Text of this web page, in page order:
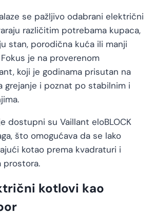
se pažljivo odabrani električni
različitim potrebama kupaca,
stan, porodična kuća ili manji
je na proverenom
koji je godinama prisutan na
grejanje i poznat po stabilnim i
dostupni su Vaillant eloBLOCK
što omogućava da se lako
kotao prema kvadraturi i
prostora.
kotlovi kao